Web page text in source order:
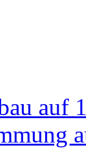
auf